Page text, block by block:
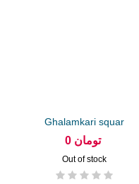
Ghalamkari squar
tablecloth 1 m...
0 تومان
Out of stock